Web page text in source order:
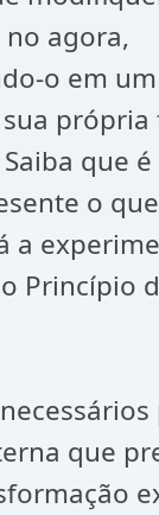
agora,
o em
própria
que é
o
a
Princípio
que